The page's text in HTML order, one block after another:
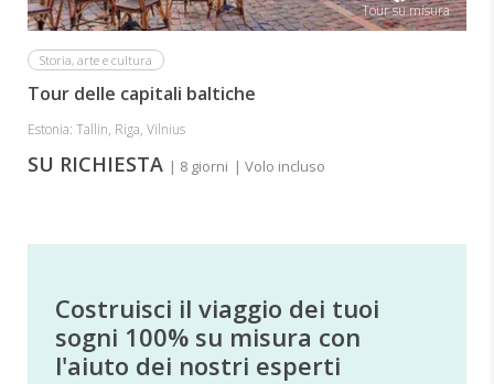
Tour su misura
Storia, arte e cultura
Tour delle capitali baltiche
Estonia: Tallin, Riga, Vilnius
SU RICHIESTA | 8 giorni | Volo incluso
Costruisci il viaggio dei tuoi
sogni 100% su misura con
l'aiuto dei nostri esperti